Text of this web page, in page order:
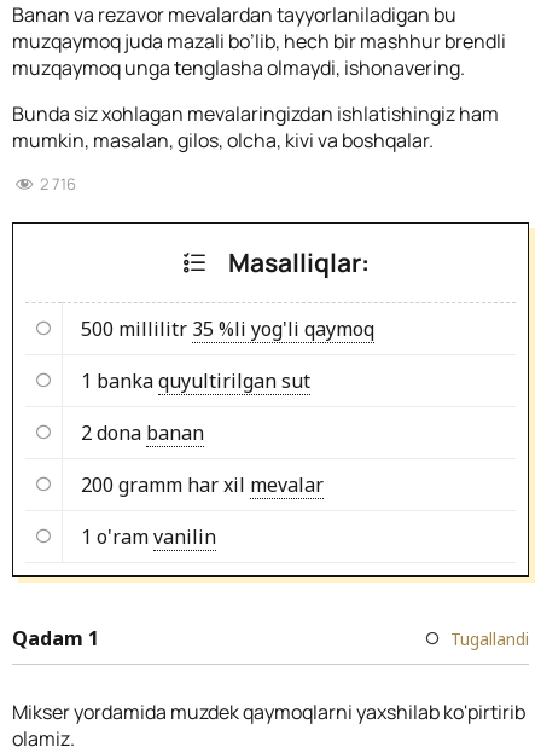
Banan va rezavor mevalardan tayyorlaniladigan bu
muzqaymoq juda mazali bo’lib, hech bir mashhur brendli
muzqaymoq unga tenglasha olmaydi, ishonavering.
Bunda siz xohlagan mevalaringizdan ishlatishingiz ham
mumkin, masalan, gilos, olcha, kivi va boshqalar.
2 716
Masalliqlar:
500 millilitr 35 %li yog'li qaymoq
1 bankaquyultirilgan sut
2 dona banan
200 gramm har xil mevalar
1 o'ramvanilin
Qadam 1 Tugallandi
Mikser yordamida muzdek qaymoqlarni yaxshilab ko'pirtirib
olamiz.